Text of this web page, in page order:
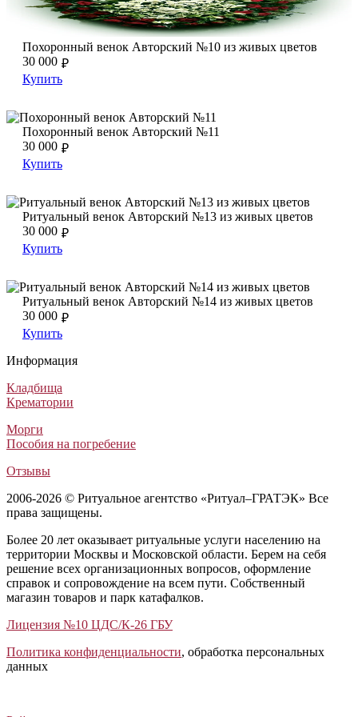
Похоронный венок Авторский №10 из живых цветов
Похоронный венок Авторский №10 из живых цветов
₽
30 000
Купить
Похоронный венок Авторский №11
Похоронный венок Авторский №11
Похоронный венок Авторский №11
₽
30 000
Купить
Ритуальный венок Авторский №13 из живых цветов
Ритуальный венок Авторский №13 из живых цветов
Ритуальный венок Авторский №13 из живых цветов
₽
30 000
Купить
Ритуальный венок Авторский №14 из живых цветов
Ритуальный венок Авторский №14 из живых цветов
Ритуальный венок Авторский №14 из живых цветов
₽
30 000
Купить
Информация
Кладбища
Крематории
Морги
Пособия на погребение
Отзывы
2006-2026 © Ритуальное агентство «Ритуал–ГРАТЭК» Все
права защищены.
Более 20 лет оказывает ритуальные услуги населению на
территории Москвы и Московской области. Берем на себя
решение всех организационных вопросов, оформление
справок и сопровождение на всем пути. Собственный
магазин товаров и парк катафалков.
Лицензия №10 ЦДС/К-26 ГБУ
Политика конфиденциальности, обработка персональных
данных